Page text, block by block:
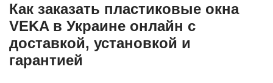
Как заказать пластиковые окна
VEKA в Украине онлайн с
доставкой, установкой и
гарантией